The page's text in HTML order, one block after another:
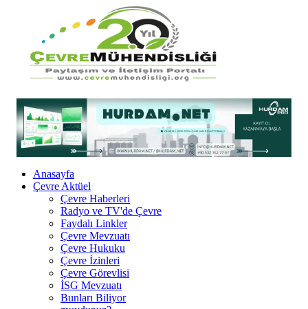
Anasayfa
Çevre Aktüel
Çevre Haberleri
Radyo ve TV'de Çevre
Faydalı Linkler
Çevre Mevzuatı
Çevre Hukuku
Çevre İzinleri
Çevre Görevlisi
İSG Mevzuatı
Bunları Biliyor